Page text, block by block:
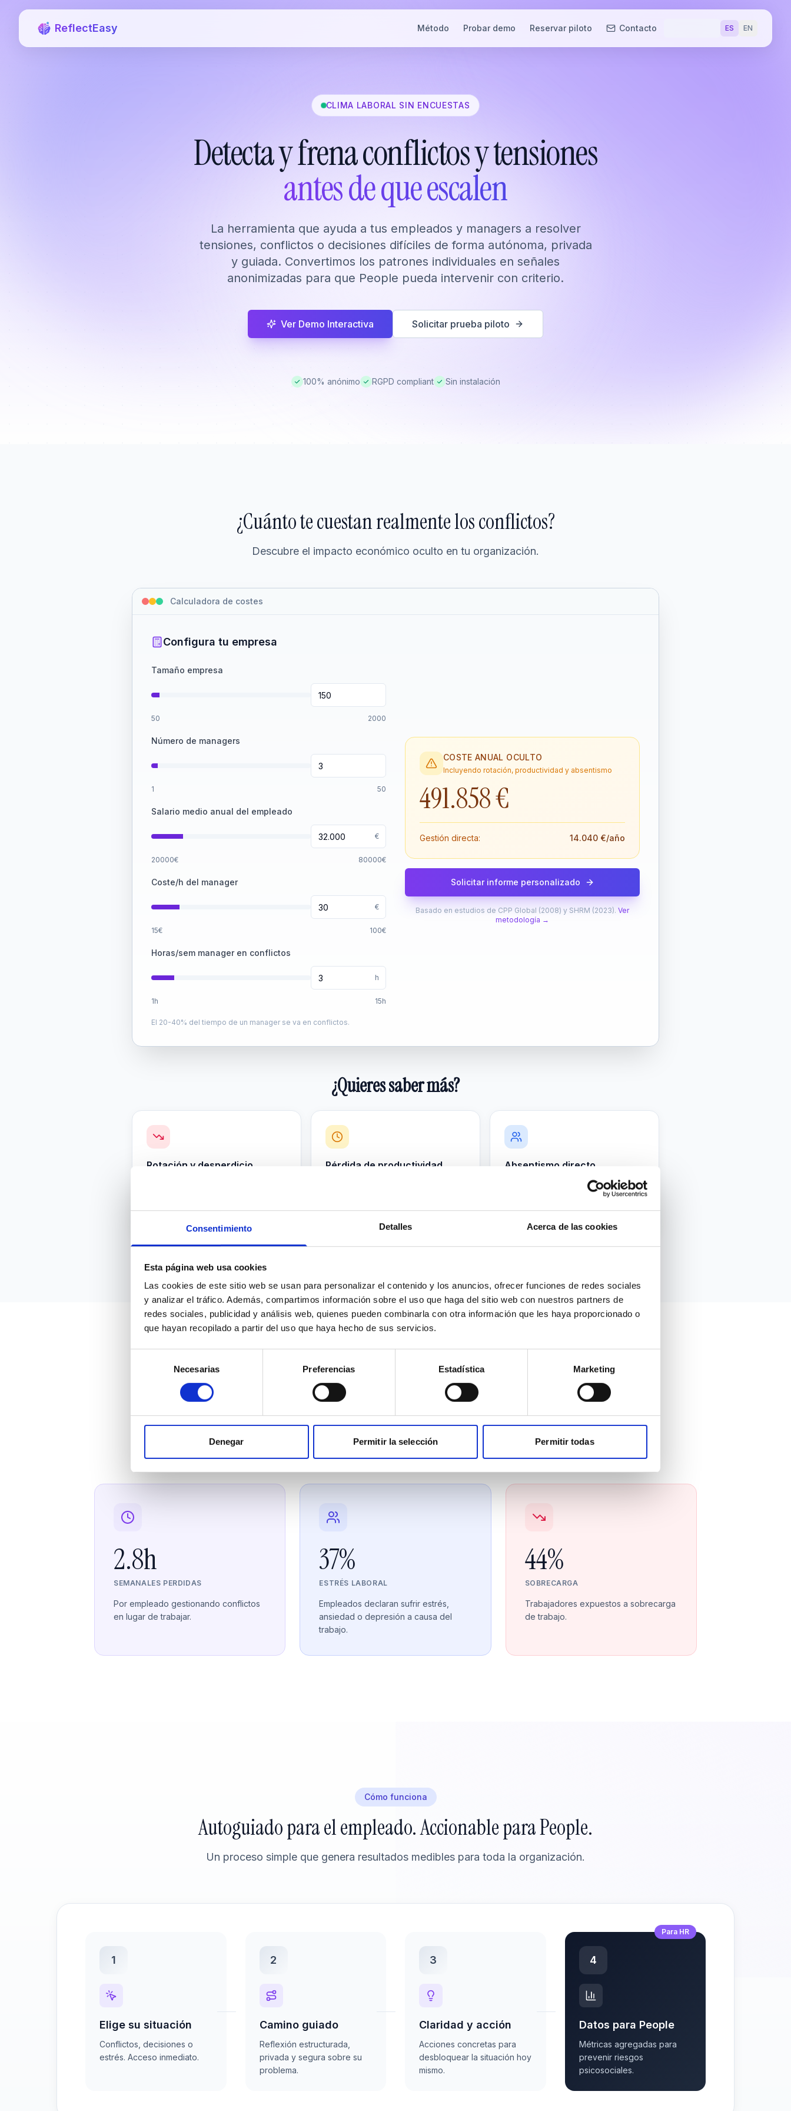
Consentimiento Detalles Acerca de las cookies
Esta página web usa cookies
Las cookies de este sitio web se usan para personalizar el contenido y los anuncios, ofrecer funciones de redes sociales
y analizar el tráfico. Además, compartimos información sobre el uso que haga del sitio web con nuestros partners de
redes sociales, publicidad y análisis web, quienes pueden combinarla con otra información que les haya proporcionado o
que hayan recopilado a partir del uso que haya hecho de sus servicios.
consentimiento
Necesarias Preferencias Estadística Marketing
Denegar Permitir la selección Permitir todas
ReflectEasy Método Probar demo Reservar piloto Contacto ES EN
CLIMA LABORAL SIN ENCUESTAS
Detecta y frena conflictos y tensiones
antes de que escalen
La herramienta que ayuda a tus empleados y managers a resolver
tensiones, conflictos o decisiones difíciles de forma autónoma, privada
y guiada. Convertimos los patrones individuales en señales
anonimizadas para que People pueda intervenir con criterio.
Ver Demo Interactiva Solicitar prueba piloto
100% anónimo RGPD compliant Sin instalación
¿Cuánto te cuestan realmente los conflictos?
Descubre el impacto económico oculto en tu organización.
Calculadora de costes
Configura tu empresa
Tamaño empresa
50 2000
Número de managers
1 50
Salario medio anual del empleado
€
20000€ 80000€
Coste/h del manager
€
15€ 100€
Horas/sem manager en conflictos
h
1h 15h
El 20-40% del tiempo de un manager se va en conflictos.
COSTE ANUAL OCULTO
Incluyendo rotación, productividad y absentismo
491.858 €
Gestión directa: 14.040 €/año
Solicitar informe personalizado
Basado en estudios de CPP Global (2008) y SHRM (2023). Ver
metodología →
¿Quieres saber más?
Rotación y desperdicio Pérdida de productividad Absentismo directo
Los conflictos cuestan más de lo que imaginas
Datos reales de mercado que impactan directamente tu cuenta de resultados.
2.8h
SEMANALES PERDIDAS
Por empleado gestionando conflictos
en lugar de trabajar.
37%
ESTRÉS LABORAL
Empleados declaran sufrir estrés,
ansiedad o depresión a causa del
trabajo.
44%
SOBRECARGA
Trabajadores expuestos a sobrecarga
de trabajo.
Cómo funciona
Autoguiado para el empleado. Accionable para People.
Un proceso simple que genera resultados medibles para toda la organización.
1
Elige su situación
Conflictos, decisiones o
estrés. Acceso inmediato.
2
Camino guiado
Reflexión estructurada,
privada y segura sobre su
problema.
3
Claridad y acción
Acciones concretas para
desbloquear la situación hoy
mismo.
Para HR
4
Datos para People
Métricas agregadas para
prevenir riesgos
psicosociales.